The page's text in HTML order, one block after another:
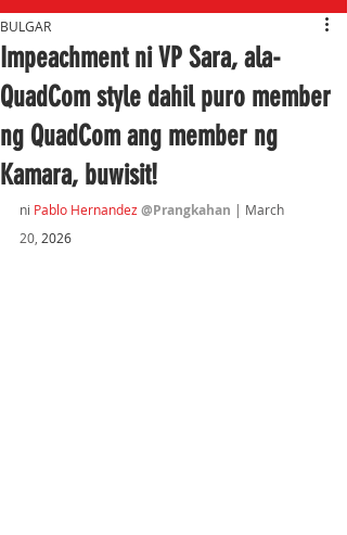
Impeachment ni VP Sara, ala-
QuadCom style dahil puro member
ng QuadCom ang member ng
Kamara, buwisit!
BULGAR
ni Pablo Hernandez @Prangkahan | March
20, 2026